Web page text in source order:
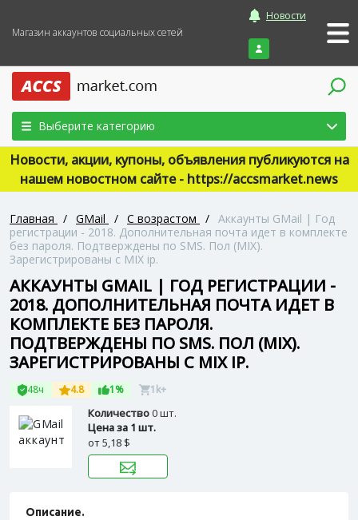
Магазин аккаунтов социальных сетей
Новости
Войти
Выберите категорию
Новости, акции, купоны, объявления публикуются на
нашем новостном сайте - https://accsmarket.news
Главная / GMail / С возрастом / Аккаунты GMail | Год
регистрации - 2018. Дополнительная почта идет в комплекте
без пароля. Подтверждены по SMS. Пол (MIX).
Зарегистрированы с MIX ip.
АККАУНТЫ GMAIL | ГОД РЕГИСТРАЦИИ -
2018. ДОПОЛНИТЕЛЬНАЯ ПОЧТА ИДЕТ В
КОМПЛЕКТЕ БЕЗ ПАРОЛЯ.
ПОДТВЕРЖДЕНЫ ПО SMS. ПОЛ (MIX).
ЗАРЕГИСТРИРОВАНЫ С MIX IP.
48ч 4.8 1% 1k+
Количество0 шт.
Цена за 1 шт.
от5,18 $
Описание.